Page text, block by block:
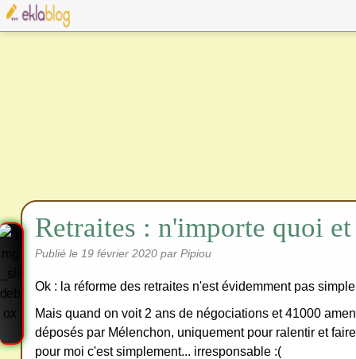
Retraites : n'importe quoi
Publié le 19 février 2020 par Pipiou
Ok : la réforme des retraites n'est évidemment pas
Mais quand on voit 2 ans de négociations et 41000
déposés par Mélenchon, uniquement pour ralentir et
pour moi c'est simplement... irresponsable :(